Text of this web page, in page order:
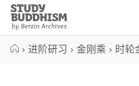
Close
Study
Buddhism
› 进阶研习 › 金刚乘 › 时轮